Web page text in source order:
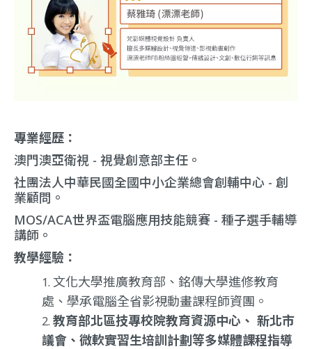
專業經歷：
澳門澳亞衛視 - 視覺創意部主任。
社團法人中華民國全國中小企業總會創輔中心 - 創
業顧問。
MOS/ACA世界盃電腦應用技能競賽 - 種子選手輔導
講師。
教學經驗：
文化大學推廣教育部、銘傳大學進修教育
處、學承電腦全省影視動畫課程師資團。
教育部北區技專校院教育資源中心、 新北市
議會、微軟實習生培訓計劃等多媒體課程指導